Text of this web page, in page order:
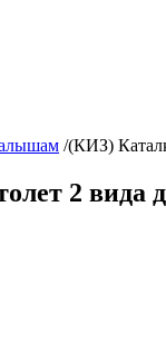
/(КИЗ)
2 вида